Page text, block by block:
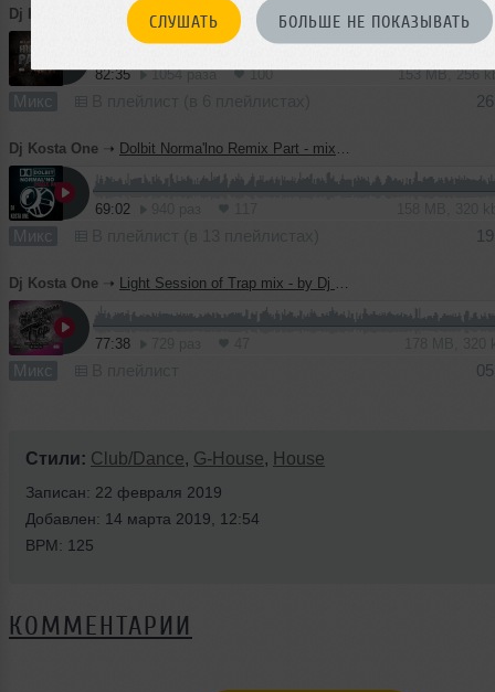
СЛУШАТЬ БОЛЬШЕ НЕ ПОКАЗЫВАТЬ
Dj Kosta One Hip-Hop party mix by Dj Kosta One
82:35 1054 раза 100 153 MB, 256
Микс
Dj Kosta One ➝ Dolbit Norma'lno Remix Part - mix by Dj Kosta One
69:02
Микс
Dj Kosta One ➝ Light Session of Trap mix - by Dj Kosta One
77:38
Микс
Стили: Club/Dance, G-House, House
Записан: 22 февраля 2019
Добавлен: 14 марта 2019, 12:54
BPM: 125
КОММЕНТАРИИ